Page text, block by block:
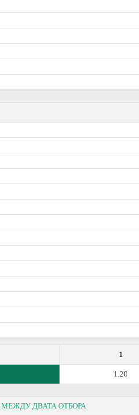
1
1.20
МЕЖДУ ДВАТА ОТБОРА